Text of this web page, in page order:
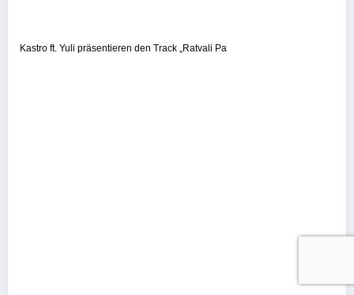
Kastro ft. Yuli präsentieren den Track „Ratvali Pa